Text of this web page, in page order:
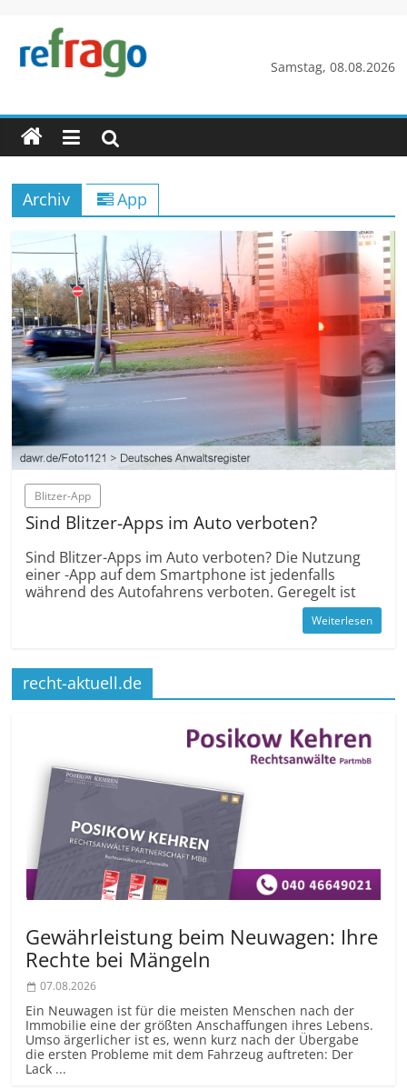
springen
Samstag, 08.08.2026
refrago
Rechtsfragen
online
verständlich
erklärt
Archiv App
Blitzer-App
Sind Blitzer-Apps im Auto verboten?
Sind Blitzer-Apps im Auto verboten? Die Nutzung
einer -App auf dem Smartphone ist jedenfalls
während des Autofahrens verboten. Geregelt ist
Weiterlesen
recht-aktuell.de
Gewährleistung beim Neuwagen: Ihre
Rechte bei Mängeln
07.08.2026
Ein Neuwagen ist für die meisten Menschen nach der
Immobilie eine der größten Anschaffungen ihres Lebens.
Umso ärgerlicher ist es, wenn kurz nach der Übergabe
die ersten Probleme mit dem Fahrzeug auftreten: Der
Lack ...